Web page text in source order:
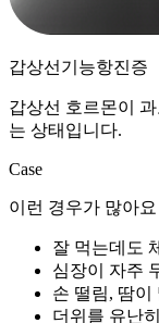
갑상선기능항진증
갑상선 호르몬이
는 상태입니다.
Case
이런 경우가 많아요
잘 먹는데도
심장이 자주
손 떨림, 땀이
더위를 유난